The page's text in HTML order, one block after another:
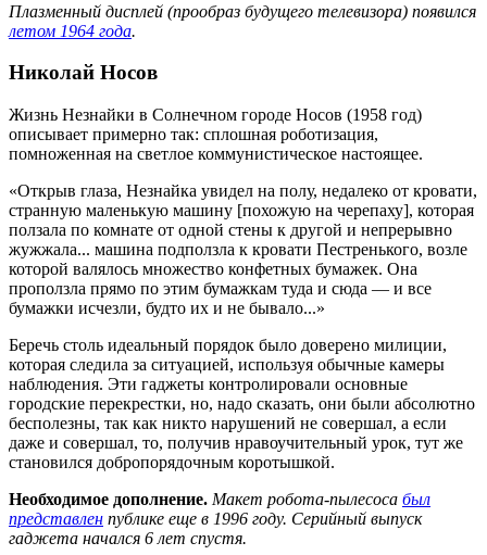
Плазменный дисплей (прообраз будущего телевизора) появился
летом 1964 года.
Николай Носов
Жизнь Незнайки в Солнечном городе Носов (1958 год)
описывает примерно так: сплошная роботизация,
помноженная на светлое коммунистическое настоящее.
«Открыв глаза, Незнайка увидел на полу, недалеко от кровати,
странную маленькую машину [похожую на черепаху], которая
ползала по комнате от одной стены к другой и непрерывно
жужжала... машина подползла к кровати Пестренького, возле
которой валялось множество конфетных бумажек. Она
проползла прямо по этим бумажкам туда и сюда — и все
бумажки исчезли, будто их и не бывало...»
Беречь столь идеальный порядок было доверено милиции,
которая следила за ситуацией, используя обычные камеры
наблюдения. Эти гаджеты контролировали основные
городские перекрестки, но, надо сказать, они были абсолютно
бесполезны, так как никто нарушений не совершал, а если
даже и совершал, то, получив нравоучительный урок, тут же
становился добропорядочным коротышкой.
Необходимое дополнение. Макет робота-пылесоса был
представлен публике еще в 1996 году. Серийный выпуск
гаджета начался 6 лет спустя.